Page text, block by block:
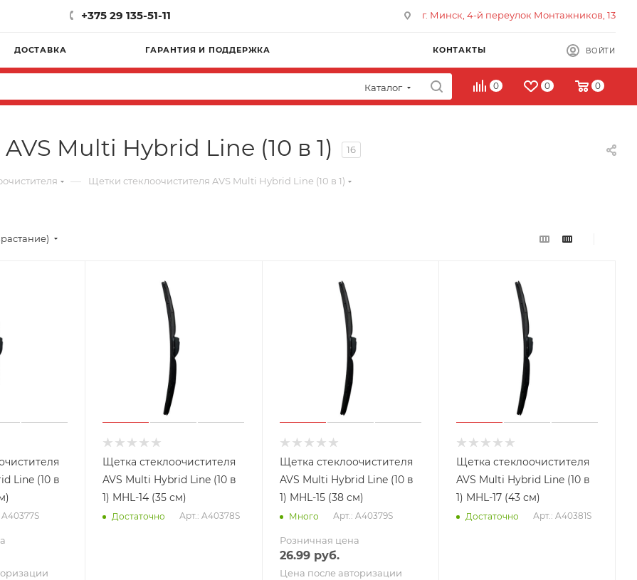
+375 29 135-51-11 г. Минск, 4-й переулок Монтажников, 13
ДОСТАВКА ГАРАНТИЯ И ПОДДЕРЖКА КОНТАКТЫ ВОЙТИ
Каталог 0 0 0
Multi Hybrid Line (10 в 1) 16
— Щетки стеклоочистителя AVS Multi Hybrid Line (10 в 1)
Line (10 в
Щетка стеклоочистителя
AVS Multi Hybrid Line (10 в
1) MHL-14 (35 см)
Достаточно Арт.: A40378S
Щетка стеклоочистителя
AVS Multi Hybrid Line (10 в
1) MHL-15 (38 см)
Много Арт.: A40379S
Розничная цена
26.99руб.
Цена после авторизации
Щетка стеклоочистителя
AVS Multi Hybrid Line (10 в
1) MHL-17 (43 см)
Достаточно Арт.: A40381S